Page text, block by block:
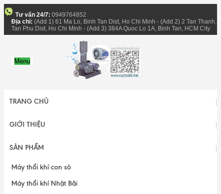
Tư vấn 24/7: 0949764852
Địa chỉ: (Add 1) 61 Ma Lo, Binh Tan Dist, Ho Chi Minh - (Add 2) 2 Tan Thanh,
Tan Phu Dist, Ho Chi Minh - (Add 3) 384A Quoc Lo 1A, Binh Tan, HCM City
Menu
TRANG CHỦ
GIỚI THIỆU
SẢN PHẨM
Máy thổi khí con sò
Máy thổi khí Nhật Bãi